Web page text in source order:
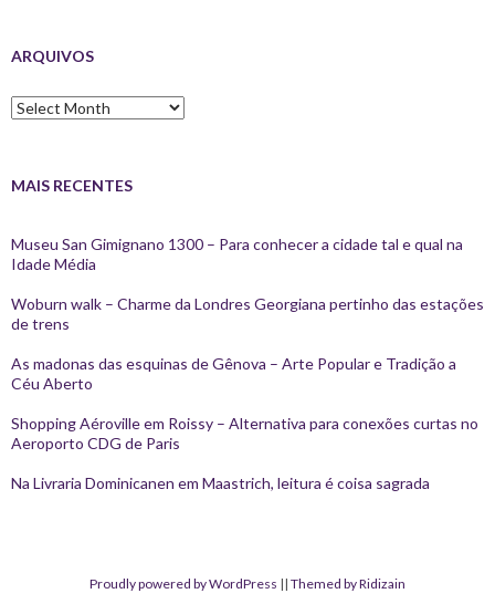
ARQUIVOS
Arquivos
MAIS RECENTES
Museu San Gimignano 1300 – Para conhecer a cidade tal e qual na
Idade Média
Woburn walk – Charme da Londres Georgiana pertinho das estações
de trens
As madonas das esquinas de Gênova – Arte Popular e Tradição a
Céu Aberto
Shopping Aéroville em Roissy – Alternativa para conexões curtas no
Aeroporto CDG de Paris
Na Livraria Dominicanen em Maastrich, leitura é coisa sagrada
Proudly powered by WordPress || Themed by Ridizain